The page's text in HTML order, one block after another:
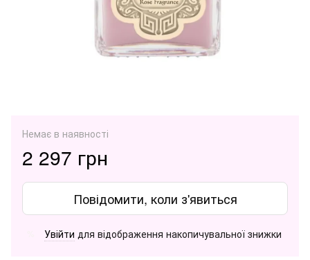
Немає в наявності
2 297 грн
Повідомити, коли з'явиться
Увійти для відображення накопичувальної знижки